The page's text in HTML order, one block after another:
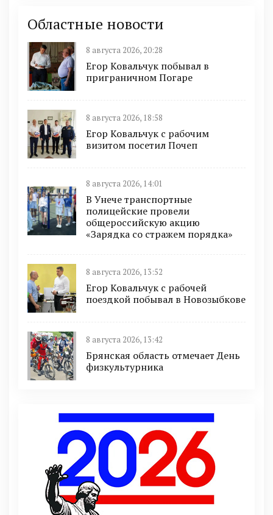
Областные новости
8 августа 2026, 20:28
Егор Ковальчук побывал в
приграничном Погаре
8 августа 2026, 18:58
Егор Ковальчук с рабочим
визитом посетил Почеп
8 августа 2026, 14:01
В Унече транспортные
полицейские провели
общероссийскую акцию
«Зарядка со стражем порядка»
8 августа 2026, 13:52
Егор Ковальчук с рабочей
поездкой побывал в Новозыбкове
8 августа 2026, 13:42
Брянская область отмечает День
физкультурника